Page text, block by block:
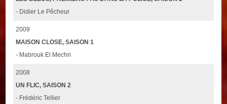
- Didier Le Pêcheur
2009
MAISON CLOSE, SAISON 1
- Mabrouk El Mechri
2008
UN FLIC, SAISON 2
- Frédéric Tellier